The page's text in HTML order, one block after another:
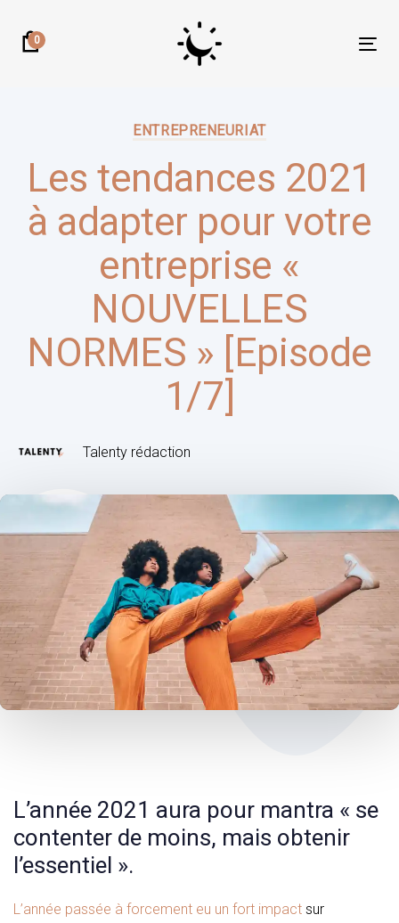
links
0
ENTREPRENEURIAT
Les tendances 2021
à adapter pour votre
entreprise «
NOUVELLES
NORMES » [Episode
1/7]
Talenty rédaction
L’année 2021 aura pour mantra « se
contenter de moins, mais obtenir
l’essentiel ».
L’année passée à forcement eu un fort impact sur